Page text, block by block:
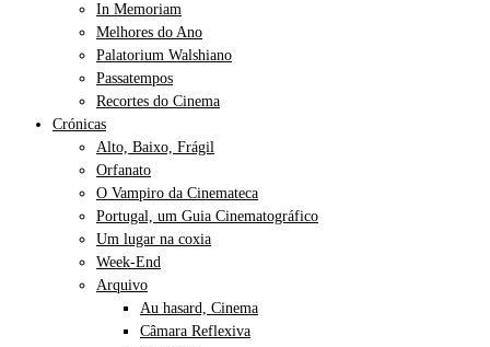
In Memoriam
Melhores do Ano
Palatorium Walshiano
Passatempos
Recortes do Cinema
Crónicas
Alto, Baixo, Frágil
Orfanato
O Vampiro da Cinemateca
Portugal, um Guia Cinematográfico
Um lugar na coxia
Week-End
Arquivo
Au hasard, Cinema
Câmara Reflexiva